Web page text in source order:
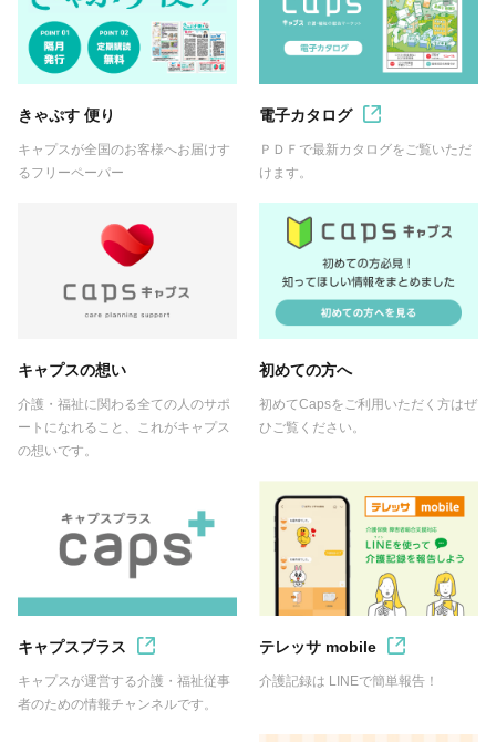
きゃぷす 便り
キャプスが全国のお客様へお届けす
るフリーペーパー
電子カタログ
ＰＤＦで最新カタログをご覧いただ
けます。
キャプスの想い
介護・福祉に関わる全ての人のサポ
ートになれること、これがキャプス
の想いです。
初めての方へ
初めてCapsをご利用いただく方はぜ
ひご覧ください。
キャプスプラス
キャプスが運営する介護・福祉従事
者のための情報チャンネルです。
テレッサ mobile
介護記録は LINEで簡単報告！